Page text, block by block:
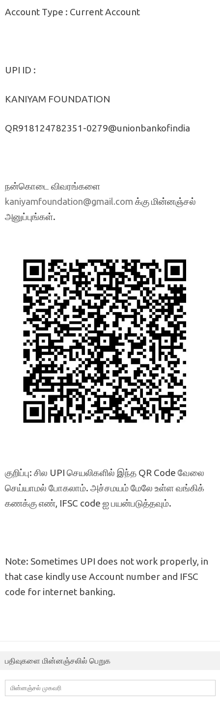
Account Type : Current Account
UPI ID :
KANIYAM FOUNDATION
QR918124782351-0279@unionbankofindia
நன்கொடை விவரங்களை
kaniyamfoundation@gmail.com க்கு மின்னஞ்சல்
அனுப்புங்கள்.
குறிப்பு: சில UPI செயலிகளில் இந்த QR Code வேலை
செய்யாமல் போகலாம். அச்சமயம் மேலே உள்ள வங்கிக்
கணக்கு எண், IFSC code ஐ பயன்படுத்தவும்.
Note: Sometimes UPI does not work properly, in
that case kindly use Account number and IFSC
code for internet banking.
பதிவுகளை மின்னஞ்சலில் பெறுக
மின்னஞ்சல்
முகவரி